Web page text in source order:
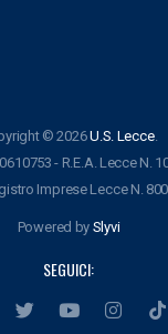
© 2026U.S. Lecce.
- R.E.A. Lecce N.
Imprese Lecce N.
Powered by Slyvi
SEGUICI: